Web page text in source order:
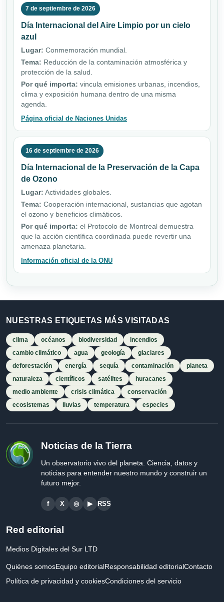
7 de septiembre de 2026
Día Internacional del Aire Limpio por un cielo
azul
Lugar: Conmemoración mundial.
Tema: Reducción de la contaminación atmosférica y
protección de la salud.
Por qué importa: vincula emisiones urbanas, incendios,
clima y exposición humana dentro de una misma
agenda.
Página oficial de Naciones Unidas
16 de septiembre de 2026
Día Internacional de la Preservación de la Capa
de Ozono
Lugar: Actividades globales.
Tema: Cooperación internacional, sustancias que agotan
el ozono y beneficios climáticos.
Por qué importa: el Protocolo de Montreal demuestra
que la acción científica coordinada puede revertir una
amenaza planetaria.
Información oficial de la ONU
NUESTRAS ETIQUETAS MÁS VISITADAS
clima océanos biodiversidad
incendios
cambio climático
agua geología
glaciares
deforestación
energía sequía contaminación
planeta
naturaleza
científicos satélites
huracanes
medio ambiente
crisis climática
conservación
ecosistemas
lluvias temperatura especies
Noticias de la Tierra
Un observatorio vivo del planeta. Ciencia, datos y
noticias para entender nuestro mundo y construir un
futuro mejor.
f X ◎ ▶ RSS
Red editorial
Medios Digitales del Sur LTD
Quiénes somosEquipo editorialResponsabilidad editorialContacto
Política de privacidad y cookiesCondiciones del servicio